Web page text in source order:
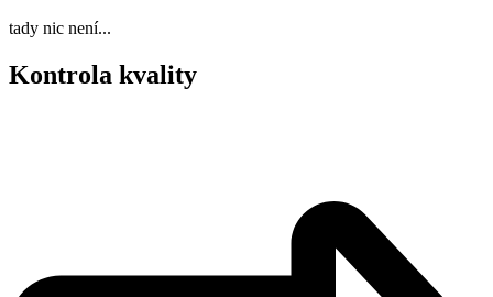
tady nic není...
Kontrola kvality